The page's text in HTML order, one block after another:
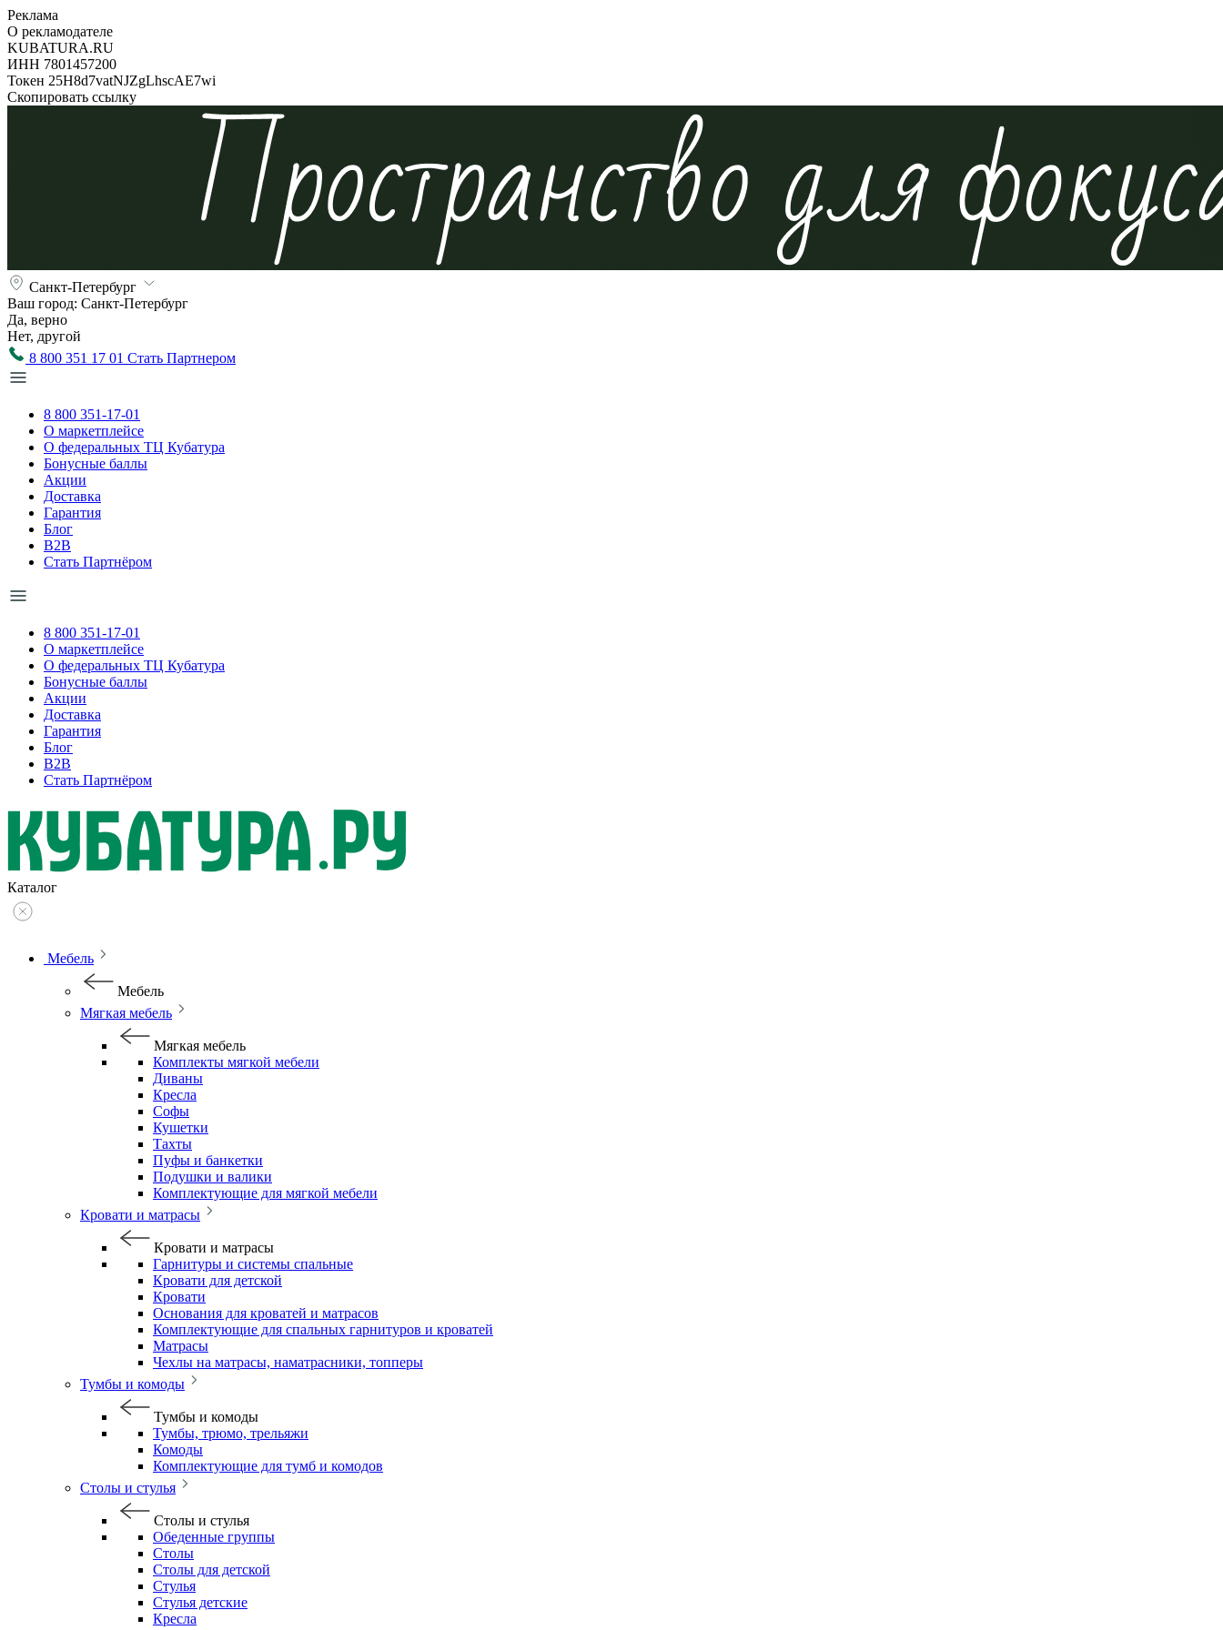
Реклама
О рекламодателе
KUBATURA.RU
ИНН 7801457200
Токен 25H8d7vatNJZgLhscAE7wi
Скопировать ссылку
Санкт-Петербург
Ваш город: Санкт-Петербург
Да, верно
Нет, другой
8 800 351 17 01 Стать Партнером
8 800 351-17-01
О маркетплейсе
О федеральных ТЦ Кубатура
Бонусные баллы
Акции
Доставка
Гарантия
Блог
B2B
Стать Партнёром
8 800 351-17-01
О маркетплейсе
О федеральных ТЦ Кубатура
Бонусные баллы
Акции
Доставка
Гарантия
Блог
B2B
Стать Партнёром
Каталог
Мебель
Мебель
Мягкая мебель
Мягкая мебель
Комплекты мягкой мебели
Диваны
Кресла
Софы
Кушетки
Тахты
Пуфы и банкетки
Подушки и валики
Комплектующие для мягкой мебели
Кровати и матрасы
Кровати и матрасы
Гарнитуры и системы спальные
Кровати для детской
Кровати
Основания для кроватей и матрасов
Комплектующие для спальных гарнитуров и кроватей
Матрасы
Чехлы на матрасы, наматрасники, топперы
Тумбы и комоды
Тумбы и комоды
Тумбы, трюмо, трельяжи
Комоды
Комплектующие для тумб и комодов
Столы и стулья
Столы и стулья
Обеденные группы
Столы
Столы для детской
Стулья
Стулья детские
Кресла